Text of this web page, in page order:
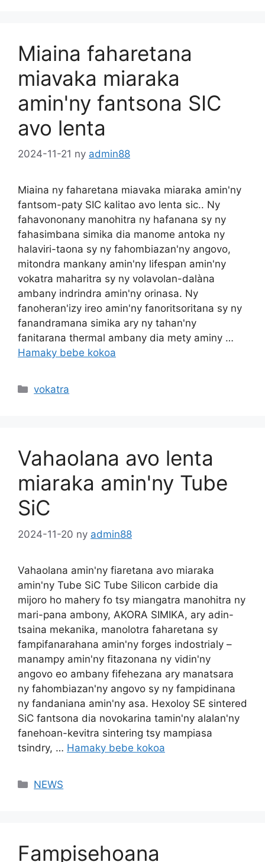
Miaina faharetana
miavaka miaraka
amin'ny fantsona SIC
avo lenta
2024-11-21 ny admin88
Miaina ny faharetana miavaka miaraka amin'ny
fantsom-paty SIC kalitao avo lenta sic.. Ny
fahavononany manohitra ny hafanana sy ny
fahasimbana simika dia manome antoka ny
halaviri-taona sy ny fahombiazan'ny angovo,
mitondra mankany amin'ny lifespan amin'ny
vokatra maharitra sy ny volavolan-dalàna
ambany indrindra amin'ny orinasa. Ny
fanoheran'izy ireo amin'ny fanoritsoritana sy ny
fanandramana simika ary ny tahan'ny
fanitarana thermal ambany dia mety aminy …
Hamaky bebe kokoa
Sokajy
vokatra
Vahaolana avo lenta
miaraka amin'ny Tube
SiC
2024-11-20 ny admin88
Vahaolana amin'ny fiaretana avo miaraka
amin'ny Tube SiC Tube Silicon carbide dia
mijoro ho mahery fo tsy miangatra manohitra ny
mari-pana ambony, AKORA SIMIKA, ary adin-
tsaina mekanika, manolotra faharetana sy
fampifanarahana amin'ny forges indostrialy –
manampy amin'ny fitazonana ny vidin'ny
angovo eo ambany fifehezana ary manatsara
ny fahombiazan'ny angovo sy ny fampidinana
ny fandaniana amin'ny asa. Hexoloy SE sintered
SiC fantsona dia novokarina tamin'ny alalan'ny
fanehoan-kevitra sintering tsy mampiasa
tsindry, … Hamaky bebe kokoa
Sokajy
NEWS
Fampisehoana